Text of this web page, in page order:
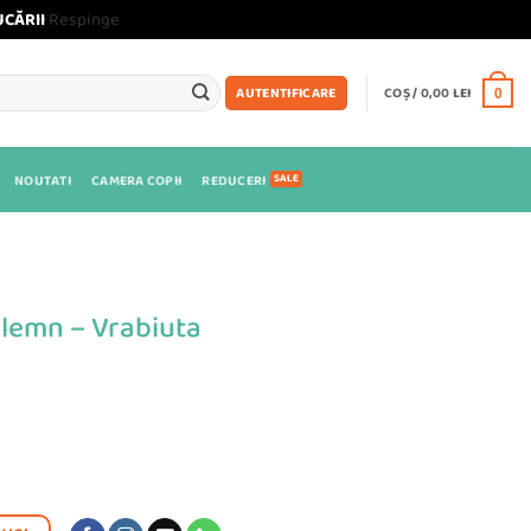
Respinge
AUTENTIFICARE COȘ /0,00LEI 0
NOUTATI CAMERA COPII REDUCERI
– Vrabiuta